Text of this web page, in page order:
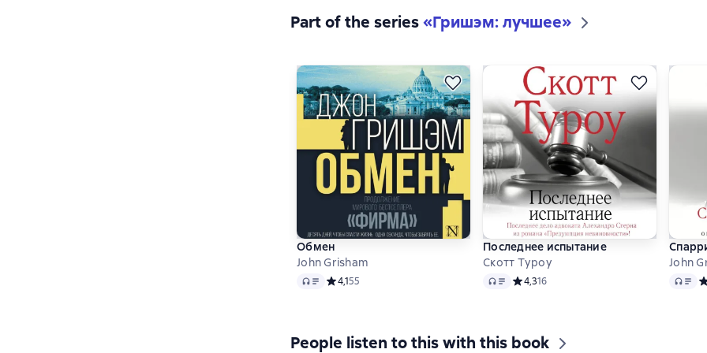
Part of the series«Гришэм: лучшее»
Обмен
John Grisham
Audio Средний рейтинг 4,1 на основе 55 оценок
4,155
Последнее испытание
Скотт Туроу
Audio Средний рейтинг 4,3 на основе 16 оценок
4,316
John
Audio
People listen to this with this book